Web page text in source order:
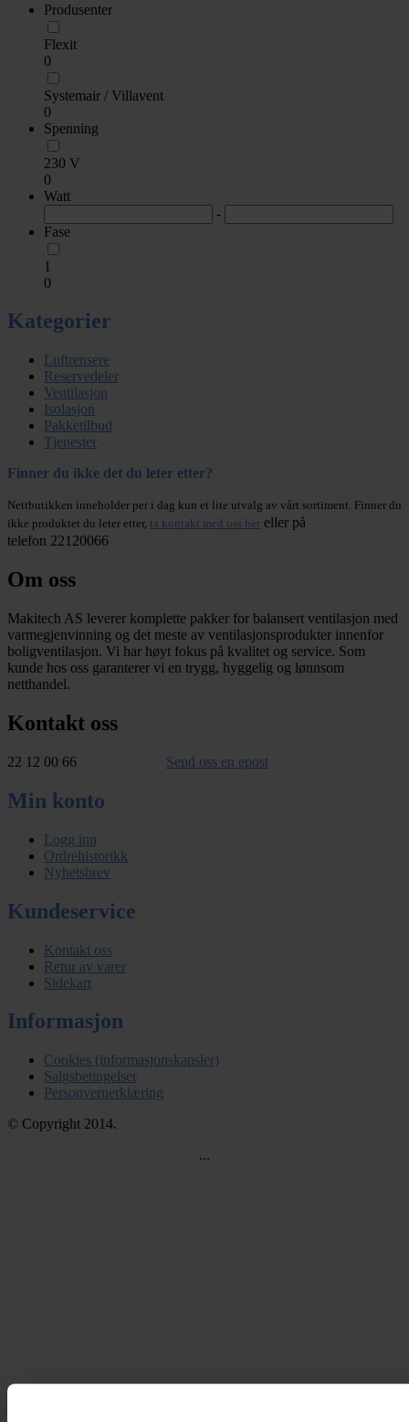
Produsenter
Flexit
0
Systemair / Villavent
0
Spenning
230 V
0
Watt
-
Fase
1
0
Kategorier
Luftrensere
Reservedeler
Ventilasjon
Isolasjon
Pakketilbud
Tjenester
Finner du ikke det du leter etter?
Nettbutikken inneholder per i dag kun et lite utvalg av vårt sortiment. Finner du
ikke produktet du leter etter, ta kontakt med oss her eller på
telefon 22120066
Om oss
Makitech AS leverer komplette pakker for balansert ventilasjon med
varmegjenvinning og det meste av ventilasjonsprodukter innenfor
boligventilasjon. Vi har høyt fokus på kvalitet og service. Som
kunde hos oss garanterer vi en trygg, hyggelig og lønnsom
netthandel.
Kontakt oss
22 12 00 66 Send oss en epost
Min konto
Logg inn
Ordrehistorikk
Nyhetsbrev
Kundeservice
Kontakt oss
Retur av varer
Sidekart
Informasjon
Cookies (informasjonskapsler)
Salgsbetingelser
Personvernerklæring
© Copyright 2014.
...